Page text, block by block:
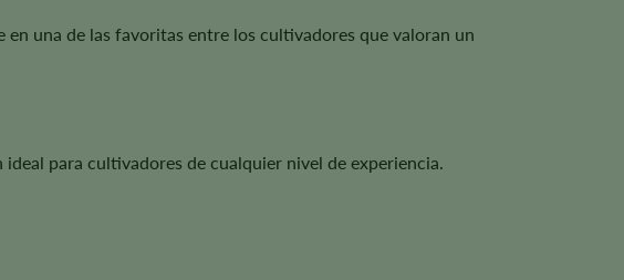
en una de las favoritas entre los cultivadores que valoran un
para cultivadores de cualquier nivel de experiencia.